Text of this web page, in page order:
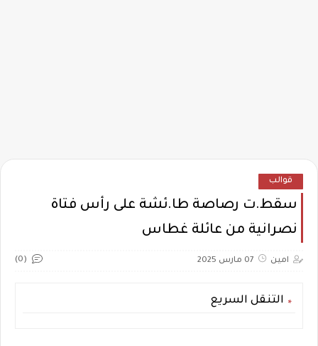
قوالب
سقط.ت رصاصة طا.ئشة على رأس فتاة
نصرانية من عائلة غطاس
امين 07 مارس 2025 (0)
التنقل السريع